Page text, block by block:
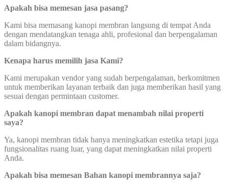
Apakah bisa memesan jasa pasang?
Kami bisa memasang kanopi membran langsung di tempat Anda
dengan mendatangkan tenaga ahli, profesional dan berpengalaman
dalam bidangnya.
Kenapa harus memilih jasa Kami?
Kami merupakan vendor yang sudah berpengalaman, berkomitmen
untuk memberikan layanan terbaik dan juga memberikan hasil yang
sesuai dengan permintaan customer.
Apakah kanopi membran dapat menambah nilai properti
saya?
Ya, kanopi membran tidak hanya meningkatkan estetika tetapi juga
fungsionalitas ruang luar, yang dapat meningkatkan nilai properti
Anda.
Apakah bisa memesan Bahan kanopi membrannya saja?